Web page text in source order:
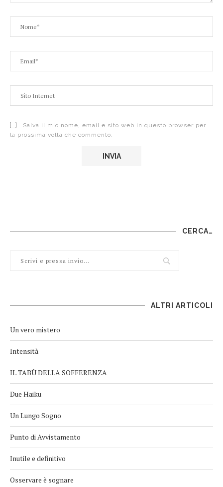
Salva il mio nome, email e sito web in questo browser per
la prossima volta che commento.
CERCA…
ALTRI ARTICOLI
Un vero mistero
Intensità
IL TABÙ DELLA SOFFERENZA
Due Haiku
Un Lungo Sogno
Punto di Avvistamento
Inutile e definitivo
Osservare è sognare